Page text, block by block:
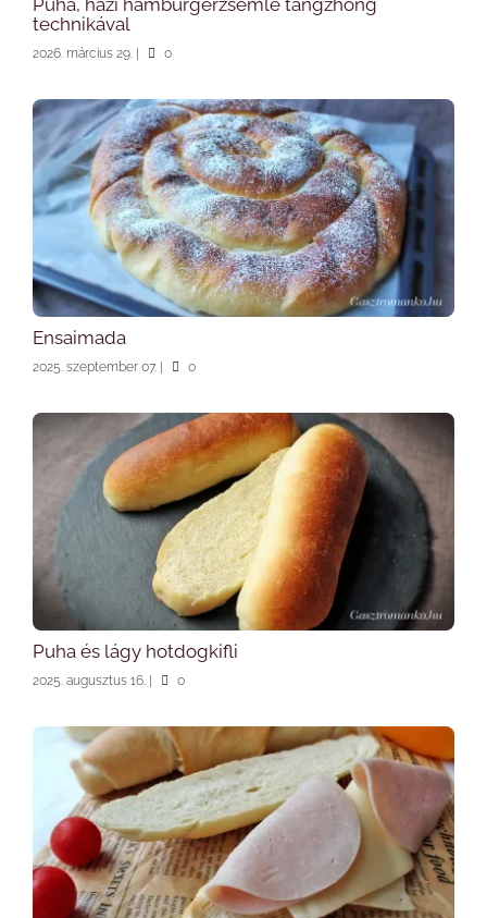
technikával
2026. március 29. | 0
Ensaimada
2025. szeptember 07. | 0
Puha és lágy hotdogkifli
2025. augusztus 16. | 0